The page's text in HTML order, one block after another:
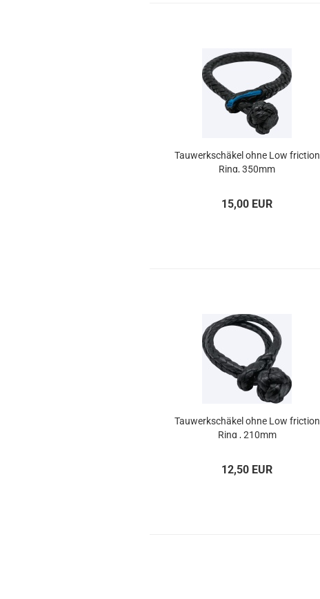
Tau­werk­schä­kel ohne Low fric­tion
Ring, 350mm
15,00 EUR
Tau­werk­schä­kel ohne Low fric­tion
Ring , 210mm
12,50 EUR